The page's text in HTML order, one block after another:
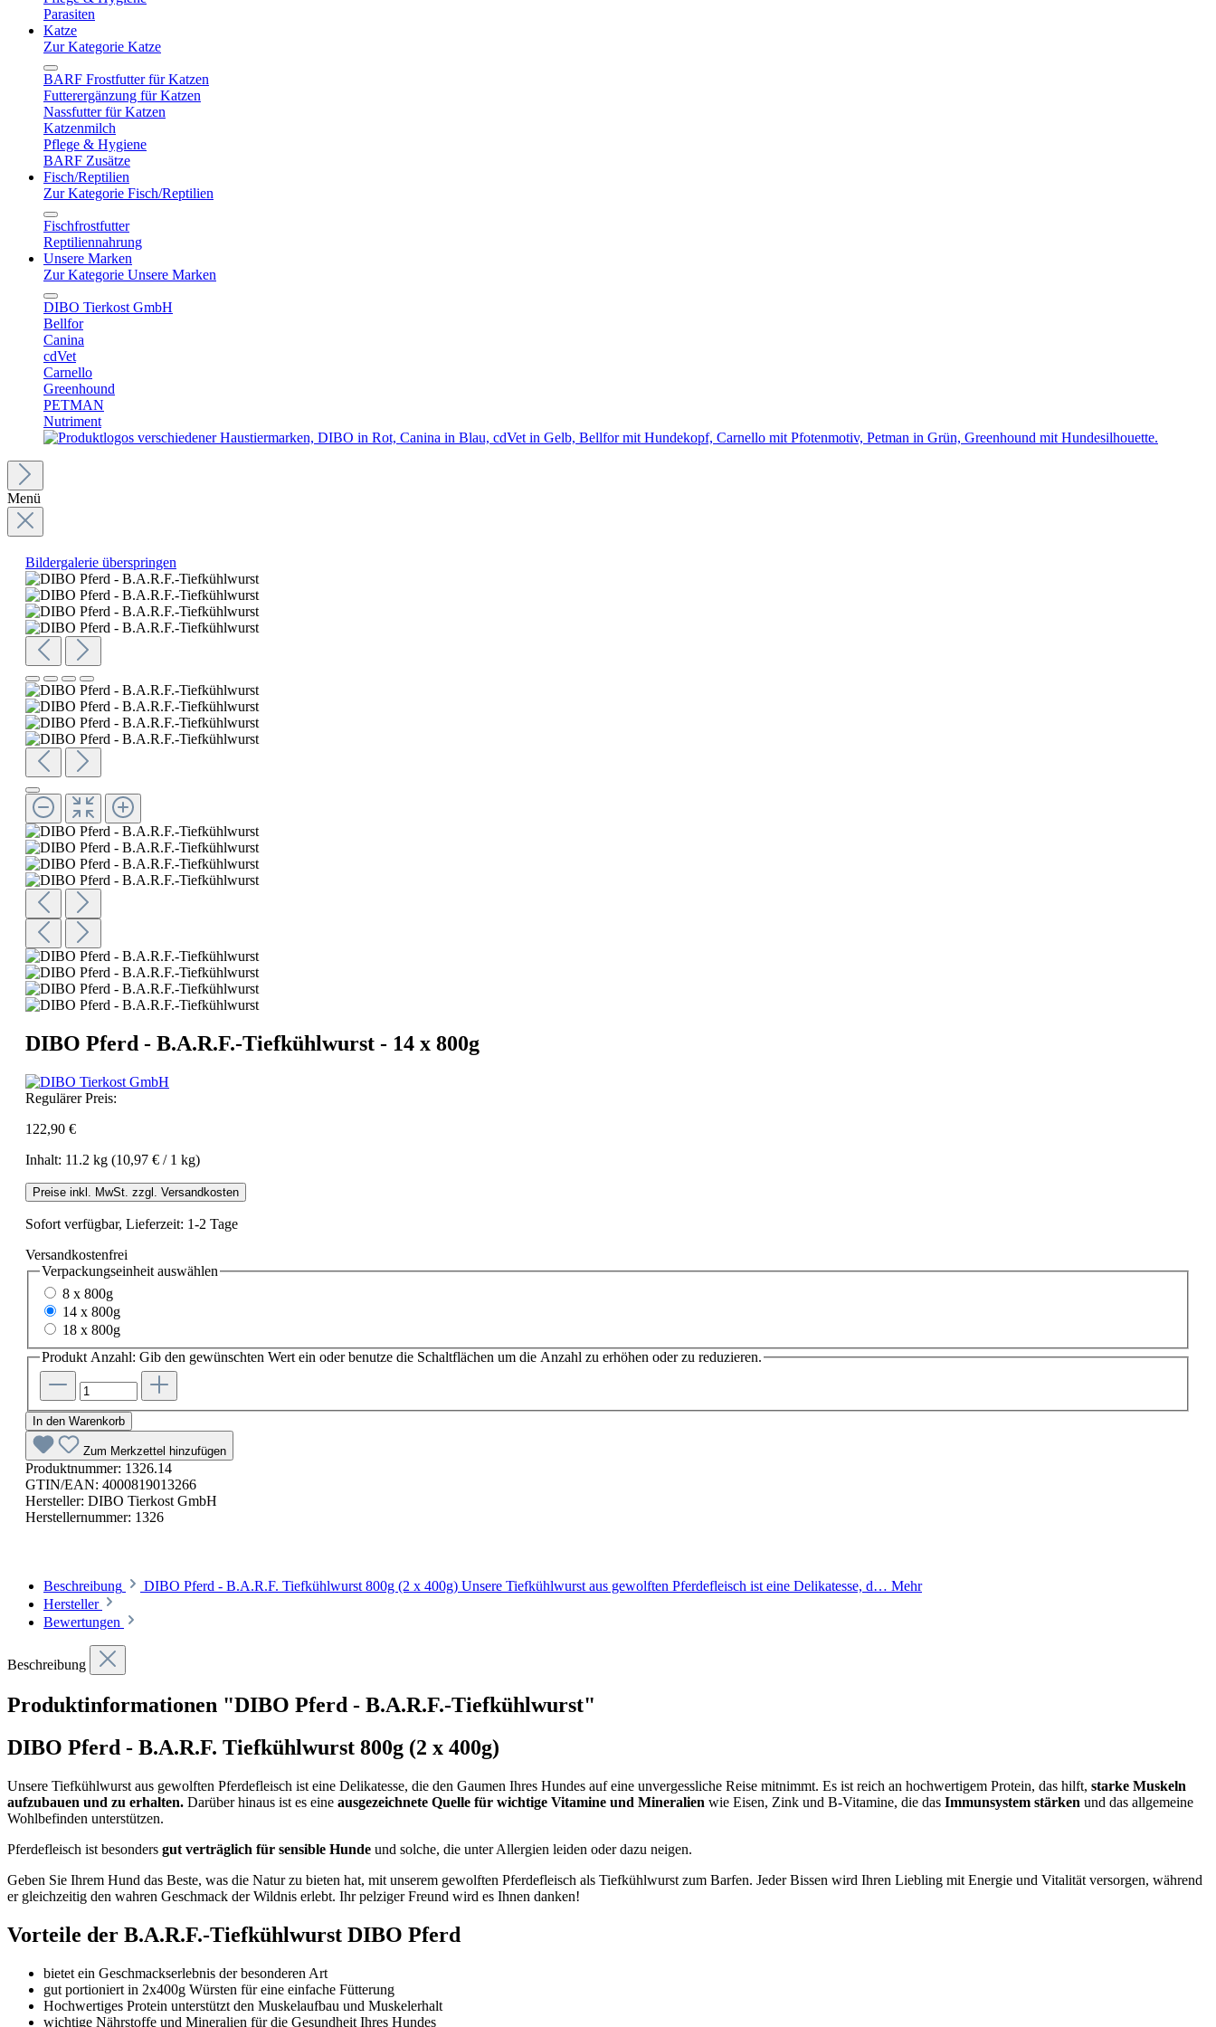
Parasiten
Katze
Zur Kategorie Katze
BARF Frostfutter für Katzen
Futterergänzung für Katzen
Nassfutter für Katzen
Katzenmilch
Pflege & Hygiene
BARF Zusätze
Fisch/Reptilien
Zur Kategorie Fisch/Reptilien
Fischfrostfutter
Reptiliennahrung
Unsere Marken
Zur Kategorie Unsere Marken
DIBO Tierkost GmbH
Bellfor
Canina
cdVet
Carnello
Greenhound
PETMAN
Nutriment
Menü
Bildergalerie überspringen
DIBO Pferd - B.A.R.F.-Tiefkühlwurst - 14 x 800g
Regulärer Preis:
122,90 €
Inhalt: 11.2 kg (10,97 € / 1 kg)
Preise inkl. MwSt. zzgl. Versandkosten
Sofort verfügbar, Lieferzeit: 1-2 Tage
Versandkostenfrei
Verpackungseinheit auswählen
8 x 800g
14 x 800g
18 x 800g
Produkt Anzahl: Gib den gewünschten Wert ein oder benutze die Schaltflächen um die Anzahl zu erhöhen oder zu reduzieren.
In den Warenkorb
Zum Merkzettel hinzufügen
Produktnummer: 1326.14
GTIN/EAN: 4000819013266
Hersteller: DIBO Tierkost GmbH
Herstellernummer: 1326
Beschreibung DIBO Pferd - B.A.R.F. Tiefkühlwurst 800g (2 x 400g) Unsere Tiefkühlwurst aus gewolften Pferdefleisch ist eine Delikatesse, d… Mehr
Hersteller
Bewertungen
Beschreibung
Produktinformationen "DIBO Pferd - B.A.R.F.-Tiefkühlwurst"
DIBO Pferd - B.A.R.F. Tiefkühlwurst 800g (2 x 400g)
Unsere Tiefkühlwurst aus gewolften Pferdefleisch ist eine Delikatesse, die den Gaumen Ihres Hundes auf eine unvergessliche Reise mitnimmt. Es ist reich an hochwertigem Protein, das hilft, starke Muskeln
aufzubauen und zu erhalten. Darüber hinaus ist es eine ausgezeichnete Quelle für wichtige Vitamine und Mineralien wie Eisen, Zink und B-Vitamine, die das Immunsystem stärken und das allgemeine
Wohlbefinden unterstützen.
Pferdefleisch ist besonders gut verträglich für sensible Hunde und solche, die unter Allergien leiden oder dazu neigen.
Geben Sie Ihrem Hund das Beste, was die Natur zu bieten hat, mit unserem gewolften Pferdefleisch als Tiefkühlwurst zum Barfen. Jeder Bissen wird Ihren Liebling mit Energie und Vitalität versorgen, während
er gleichzeitig den wahren Geschmack der Wildnis erlebt. Ihr pelziger Freund wird es Ihnen danken!
Vorteile der B.A.R.F.-Tiefkühlwurst DIBO Pferd
bietet ein Geschmackserlebnis der besonderen Art
gut portioniert in 2x400g Würsten für eine einfache Fütterung
Hochwertiges Protein unterstützt den Muskelaufbau und Muskelerhalt
wichtige Nährstoffe und Mineralien für die Gesundheit Ihres Hundes